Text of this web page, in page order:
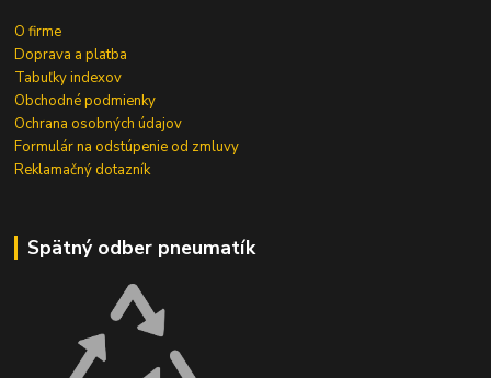
O firme
Doprava a platba
Tabuľky indexov
Obchodné podmienky
Ochrana osobných údajov
Formulár na odstúpenie od zmluvy
Reklamačný dotazník
Spätný odber pneumatík